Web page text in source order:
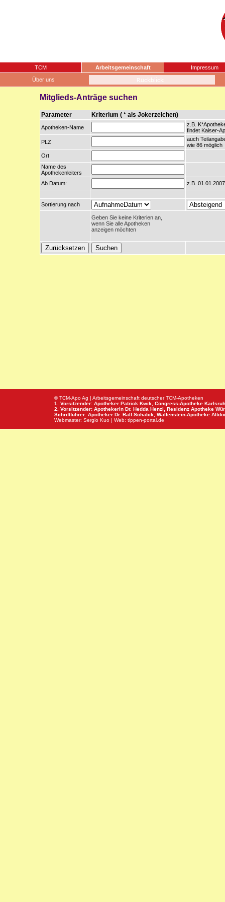
TCM Arbeitsgemeinschaft
Impressum
Über uns
Mitglieds-Anträge suchen
Parameter Kriterium ( * als Jokerzeichen)
Apotheken-Name
z.B.
findet Kaiser-
PLZ
auch
wie 86 möglich
Ort
Name des
Apothekenleiters
Ab Datum:
z.B. 01.01.2007
Sortierung nach
Geben Sie keine Kriterien an,
wenn Sie alle Apotheken
anzeigen möchten
© TCM-Apo Ag | Arbeitsgemeinschaft deutscher TCM-Apotheken
1. Vorsitzender: Apotheker Patrick Kwik, Congress-Apotheke
2. Vorsitzender: Apothekerin Dr. Hedda Henzl, Residenz Apotheke
Schriftführer: Apotheker Dr. Ralf Schabik, Wallenstein-Apotheke
Webmaster: Sergio Kuo | Web: tippen-portal.de